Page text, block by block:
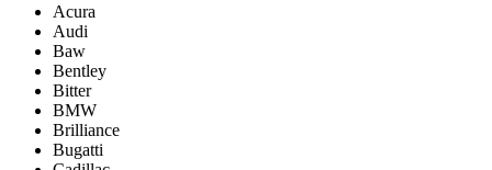
Acura
Audi
Baw
Bentley
Bitter
BMW
Brilliance
Bugatti